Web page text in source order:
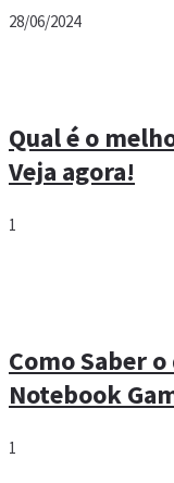
28/06/2024
Qual é o
Veja agora!
1
Como Saber
Notebook
1